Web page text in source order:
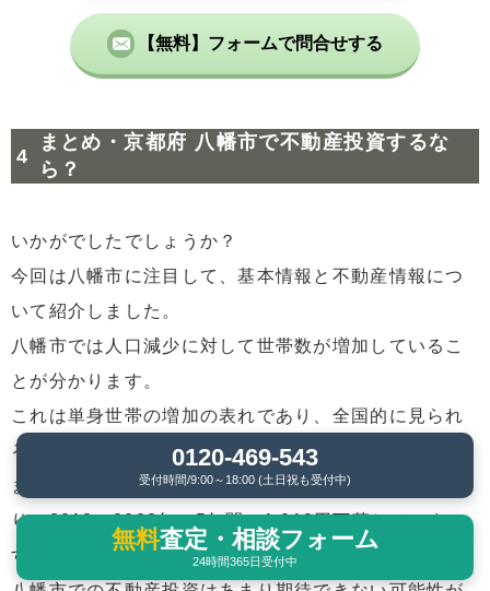
【無料】フォームで問合せする
まとめ・京都府 八幡市で不動産投資するな
ら？
いかがでしたでしょうか？
今回は八幡市に注目して、基本情報と不動産情報につ
いて紹介しました。
八幡市では人口減少に対して世帯数が増加しているこ
とが分かります。
これは単身世帯の増加の表れであり、全国的に見られ
る傾向です。
また、八幡市の売却価格の平均額は下落する傾向にあ
り、2018〜2023年の5年間で1,013円下落していま
す。
0120-469-543
受付時間/9:00～18:00 (土日祝も受付中)
無料査定・相談フォーム
24時間365日受付中